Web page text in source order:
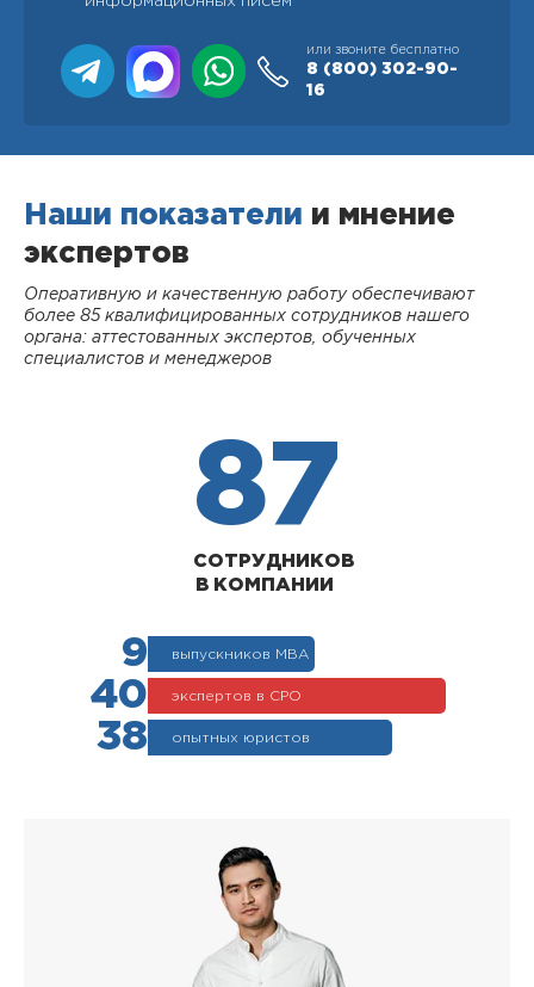
или звоните бесплатно
8 (800) 302-90-
16
Наши показатели и мнение
экспертов
Оперативную и качественную работу обеспечивают
более 85 квалифицированных сотрудников нашего
органа: аттестованных экспертов, обученных
специалистов и менеджеров
87
СОТРУДНИКОВ
В КОМПАНИИ
9 выпускников МВА
40 экспертов в СРО
38 опытных юристов